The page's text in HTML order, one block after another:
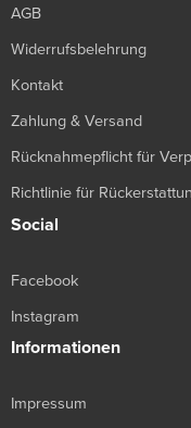
AGB
Widerrufsbelehrung
Kontakt
Zahlung & Versand
Rücknahmepflicht für
Richtlinie für
Social
Facebook
Instagram
Informationen
Impressum